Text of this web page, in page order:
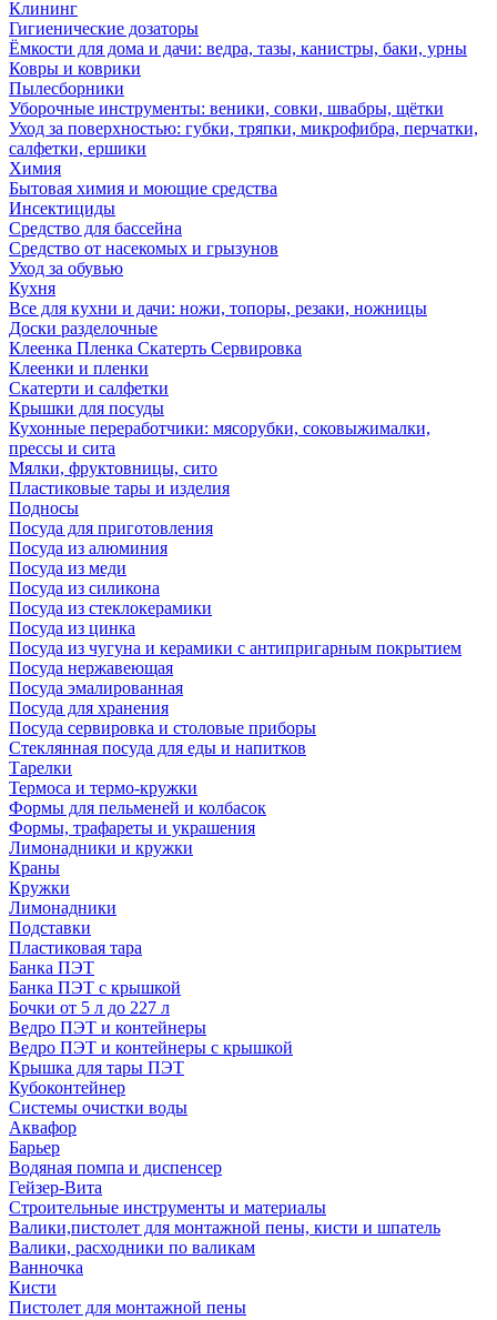
Клининг
Гигиенические дозаторы
Ёмкости для дома и дачи: ведра, тазы, канистры, баки, урны
Ковры и коврики
Пылесборники
Уборочные инструменты: веники, совки, швабры, щётки
Уход за поверхностью: губки, тряпки, микрофибра, перчатки,
салфетки, ершики
Химия
Бытовая химия и моющие средства
Инсектициды
Средство для бассейна
Средство от насекомых и грызунов
Уход за обувью
Кухня
Все для кухни и дачи: ножи, топоры, резаки, ножницы
Доски разделочные
Клеенка Пленка Скатерть Сервировка
Клеенки и пленки
Скатерти и салфетки
Крышки для посуды
Кухонные переработчики: мясорубки, соковыжималки,
прессы и сита
Мялки, фруктовницы, сито
Пластиковые тары и изделия
Подносы
Посуда для приготовления
Посуда из алюминия
Посуда из меди
Посуда из силикона
Посуда из стеклокерамики
Посуда из цинка
Посуда из чугуна и керамики с антипригарным покрытием
Посуда нержавеющая
Посуда эмалированная
Посуда для хранения
Посуда сервировка и столовые приборы
Стеклянная посуда для еды и напитков
Тарелки
Термоса и термо-кружки
Формы для пельменей и колбасок
Формы, трафареты и украшения
Лимонадники и кружки
Краны
Кружки
Лимонадники
Подставки
Пластиковая тара
Банка ПЭТ
Банка ПЭТ с крышкой
Бочки от 5 л до 227 л
Ведро ПЭТ и контейнеры
Ведро ПЭТ и контейнеры с крышкой
Крышка для тары ПЭТ
Кубоконтейнер
Системы очистки воды
Аквафор
Барьер
Водяная помпа и диспенсер
Гейзер-Вита
Строительные инструменты и материалы
Валики,пистолет для монтажной пены, кисти и шпатель
Валики, расходники по валикам
Ванночка
Кисти
Пистолет для монтажной пены